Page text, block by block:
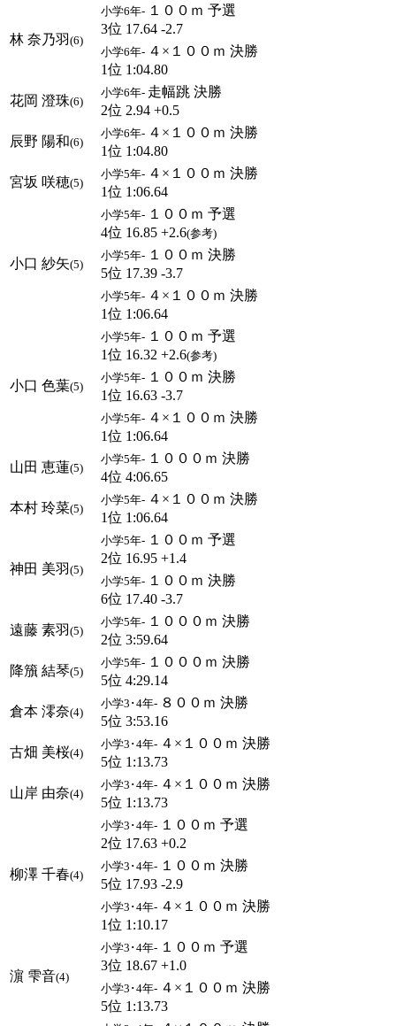
林 奈乃羽 (6)
小学6年- １００ｍ 予選
3位 17.64 -2.7
小学6年- ４×１００ｍ 決勝
1位 1:04.80
花岡 澄珠(6)
小学6年- 走幅跳 決勝
2位 2.94 +0.5
辰野 陽和(6)
小学6年- ４×１００ｍ 決勝
1位 1:04.80
宮坂 咲穂(5)
小学5年- ４×１００ｍ 決勝
1位 1:06.64
小口 紗矢(5)
小学5年- １００ｍ 予選
4位 16.85 +2.6(参考)
小学5年- １００ｍ 決勝
5位 17.39 -3.7
小学5年- ４×１００ｍ 決勝
1位 1:06.64
小口 色葉(5)
小学5年- １００ｍ 予選
1位 16.32 +2.6(参考)
小学5年- １００ｍ 決勝
1位 16.63 -3.7
小学5年- ４×１００ｍ 決勝
1位 1:06.64
山田 恵蓮(5)
小学5年- １０００ｍ 決勝
4位 4:06.65
本村 玲菜(5)
小学5年- ４×１００ｍ 決勝
1位 1:06.64
神田 美羽 (5)
小学5年- １００ｍ 予選
2位 16.95 +1.4
小学5年- １００ｍ 決勝
6位 17.40 -3.7
遠藤 素羽 (5)
小学5年- １０００ｍ 決勝
2位 3:59.64
降籏 結琴(5)
小学5年- １０００ｍ 決勝
5位 4:29.14
倉本 澪奈(4)
小学3･4年- ８００ｍ 決勝
5位 3:53.16
古畑 美桜(4)
小学3･4年- ４×１００ｍ 決勝
5位 1:13.73
山岸 由奈(4)
小学3･4年- ４×１００ｍ 決勝
5位 1:13.73
柳澤 千春(4)
小学3･4年- １００ｍ 予選
2位 17.63 +0.2
小学3･4年- １００ｍ 決勝
5位 17.93 -2.9
小学3･4年- ４×１００ｍ 決勝
1位 1:10.17
濵 雫音(4)
小学3･4年- １００ｍ 予選
3位 18.67 +1.0
小学3･4年- ４×１００ｍ 決勝
5位 1:13.73